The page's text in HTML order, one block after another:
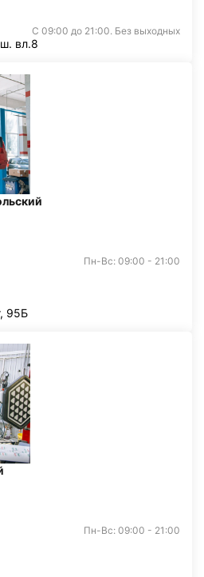
С 09:00 до 21:00. Без выходных
вл.8
Пн-Вс: 09:00 - 21:00
95Б
Пн-Вс: 09:00 - 21:00